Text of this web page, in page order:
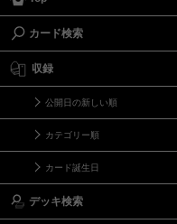
カード検索
収録
公開日の新しい順
カテゴリー順
カード誕生日
デッキ検索